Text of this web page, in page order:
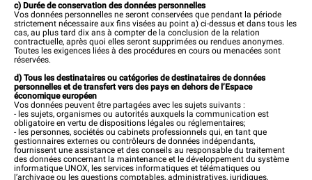
c) Durée de conservation des données personnelles
Vos données personnelles ne seront conservées que pendant la période
strictement nécessaire aux fins visées au point a) ci-dessus et dans tous les
cas, au plus tard dix ans à compter de la conclusion de la relation
contractuelle, après quoi elles seront supprimées ou rendues anonymes.
Toutes les exigences liées à des procédures en cours ou menacées sont
réservées.
d) Tous les destinataires ou catégories de destinataires de données
personnelles et de transfert vers des pays en dehors de l’Espace
économique européen
Vos données peuvent être partagées avec les sujets suivants :
- les sujets, organismes ou autorités auxquels la communication est
obligatoire en vertu de dispositions légales ou réglementaires;
- les personnes, sociétés ou cabinets professionnels qui, en tant que
gestionnaires externes ou contrôleurs de données indépendants,
fournissent une assistance et des conseils au responsable du traitement
des données concernant la maintenance et le développement du système
informatique UNOX, les services informatiques et télématiques ou
l’archivage ou les questions comptables, administratives, juridiques,